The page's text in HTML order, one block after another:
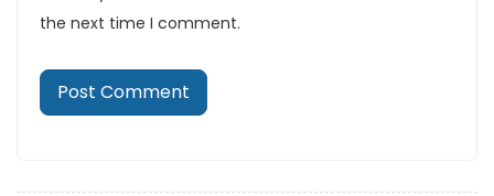
the next time I comment.